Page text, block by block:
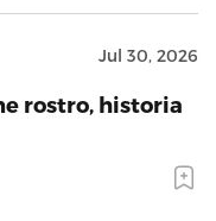
Jul 30, 2026
rostro, historia